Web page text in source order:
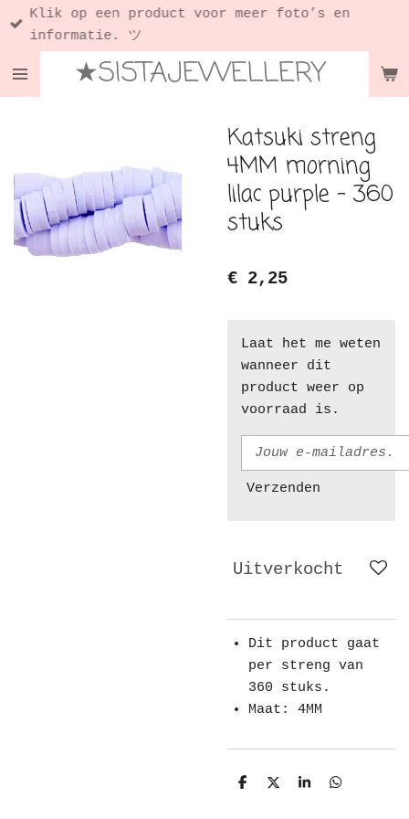
Ga
direct
de
★SISTAJEWELLERY
Klik op een product voor meer foto’s en
informatie. ツ
Katsuki streng
4MM morning
lilac purple - 360
stuks
€ 2,25
Laat het me weten
wanneer dit
product weer op
voorraad is.
Verzenden
Uitverkocht
Dit product gaat
per streng van
360 stuks.
Maat: 4MM
D
D
S
D